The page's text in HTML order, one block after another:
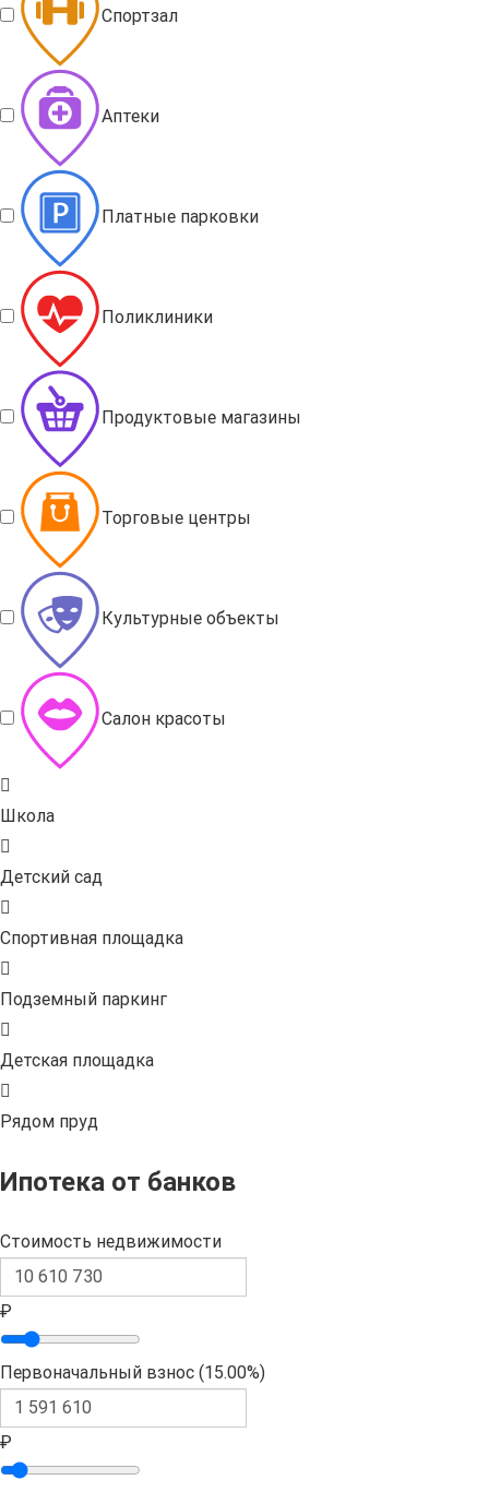
Спортзал
Аптеки
Платные парковки
Поликлиники
Продуктовые магазины
Торговые центры
Культурные объекты
Салон красоты
Школа
Детский сад
Спортивная площадка
Подземный паркинг
Детская площадка
Рядом пруд
Ипотека от банков
Стоимость недвижимости
₽
Первоначальный взнос (15.00%)
₽